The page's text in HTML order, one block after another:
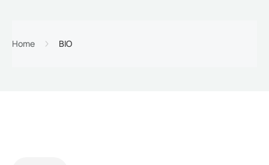
Home BIO